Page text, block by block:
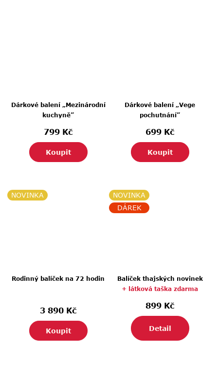
Dárkové balení „Mezinárodní
kuchyně”
799 Kč
Koupit
Dárkové balení „Vege
pochutnání”
699 Kč
Koupit
NOVINKA
Rodinný balíček na 72 hodin
3 890 Kč
Koupit
NOVINKA
DÁREK
Balíček thajských novinek
+ látková taška zdarma
899 Kč
Detail